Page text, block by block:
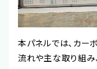
本パネルでは、カー
流れや主な取り組み